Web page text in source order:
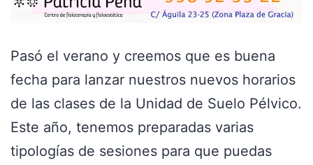
Pasó el verano y creemos que es buena
fecha para lanzar nuestros nuevos horarios
de las clases de la Unidad de Suelo Pélvico.
Este año, tenemos preparadas varias
tipologías de sesiones para que puedas